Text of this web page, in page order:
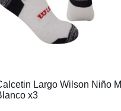
Largo Wilson Niño M
x3